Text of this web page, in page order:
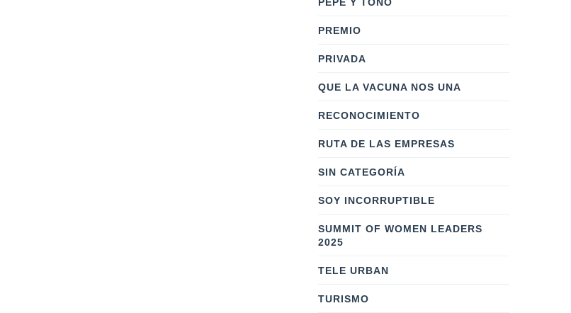
PREMIO
PRIVADA
QUE LA VACUNA NOS UNA
RECONOCIMIENTO
RUTA DE LAS EMPRESAS
SIN CATEGORÍA
SOY INCORRUPTIBLE
SUMMIT OF WOMEN LEADERS
2025
TELE URBAN
TURISMO